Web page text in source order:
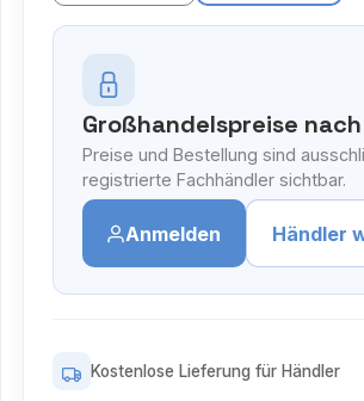
Großhandelspreise
Preise und Bestellung sind
registrierte Fachhändler sichtbar.
Anmelden Händler
Kostenlose Lieferung für Händler